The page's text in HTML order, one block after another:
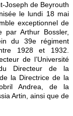
Joseph de Beyrouth
le lundi 18 mai
exceptionnel de
par Arthur Bossler,
du 39e régiment
1928 et 1932.
de l’Université
Directeur de la
la Directrice de la
Andrea, de la
Artin, ainsi que de